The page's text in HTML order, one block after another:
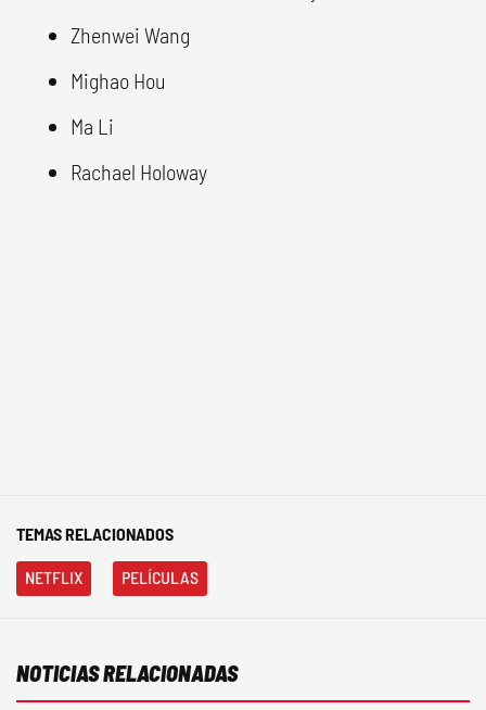
Zhenwei Wang
Mighao Hou
Ma Li
Rachael Holoway
TEMAS RELACIONADOS
NETFLIX PELÍCULAS
NOTICIAS RELACIONADAS